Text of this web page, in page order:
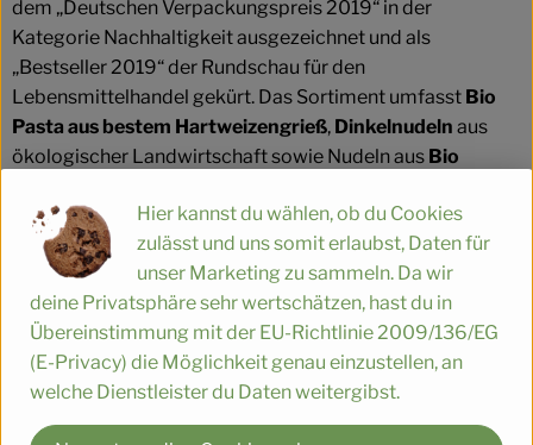
dem „Deutschen Verpackungspreis 2019“ in der
Kategorie Nachhaltigkeit ausgezeichnet und als
„Bestseller 2019“ der Rundschau für den
Lebensmittelhandel gekürt. Das Sortiment umfasst Bio
Pasta aus bestem Hartweizengrieß, Dinkelnudeln aus
ökologischer Landwirtschaft sowie Nudeln aus Bio
Für die Dinkelpasta verwenden wir zu 100 % in
Deutschland angebautes Naturland Getreide.
Unsereglutenfreien Bio Teigwarenwerden ohne
Bindemittel und Zusatzstoffe produziert und zeichnen
sich durch einen natürlichen Geschmack und die
erstklassige Kochstabilität aus. Die Bio Fusilli und
Spaghetti bestehen aus 70 % Mais- und 30 % Reismehl.
Hier kannst du wählen, ob du Cookies
zulässt und uns somit erlaubst, Daten für
unser Marketing zu sammeln. Da wir
deine Privatsphäre sehr wertschätzen, hast du in
Übereinstimmung mit der EU-Richtlinie 2009/136/EG
(E-Privacy) die Möglichkeit genau einzustellen, an
welche Dienstleister du Daten weitergibst.